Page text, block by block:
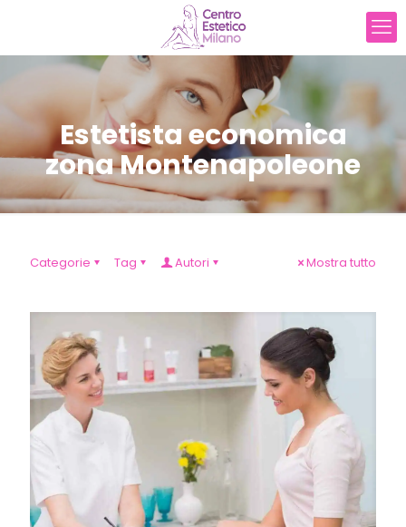
Estetista economica
zona Montenapoleone
Categorie Tag Autori Mostra tutto